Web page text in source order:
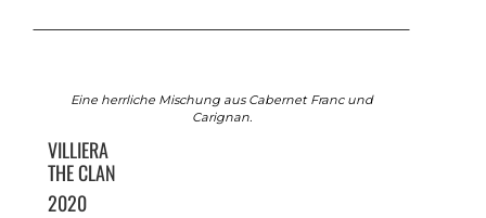
Eine herrliche Mischung aus Cabernet Franc und
Carignan.
VILLIERA
THE CLAN
2020